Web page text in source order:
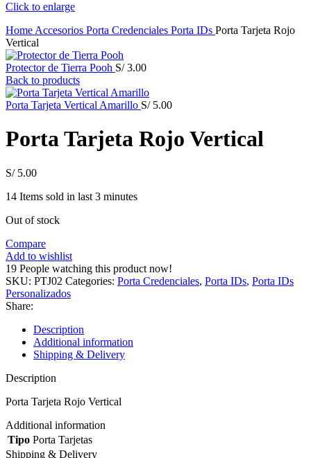
Click to enlarge
Home Accesorios Porta Credenciales Porta IDs Porta Tarjeta Rojo
Vertical
Protector de Tierra Pooh S/3.00
Back to products
Porta Tarjeta Vertical Amarillo S/5.00
Porta Tarjeta Rojo Vertical
S/5.00
14 Items sold in last 3 minutes
Out of stock
Compare
Add to wishlist
19 People watching this product now!
SKU: PTJ02 Categories: Porta Credenciales, Porta IDs, Porta IDs
Personalizados
Share:
Description
Additional information
Shipping & Delivery
Description
Porta Tarjeta Rojo Vertical
Additional information
Tipo Porta Tarjetas
Shipping & Delivery